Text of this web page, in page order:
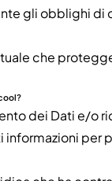
gli obblighi di
che
dei Dati e/o
informazioni per